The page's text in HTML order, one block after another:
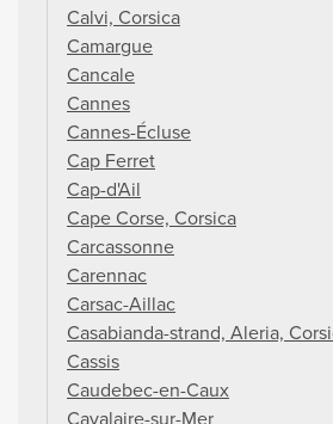
Calvi, Corsica
Camargue
Cancale
Cannes
Cannes-Écluse
Cap Ferret
Cap-d'Ail
Cape Corse, Corsica
Carcassonne
Carennac
Carsac-Aillac
Casabianda-strand, Aleria,
Cassis
Caudebec-en-Caux